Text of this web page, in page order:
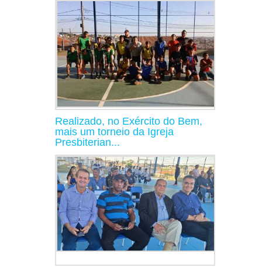
Realizado, no Exército do Bem,
mais um torneio da Igreja
Presbiterian...